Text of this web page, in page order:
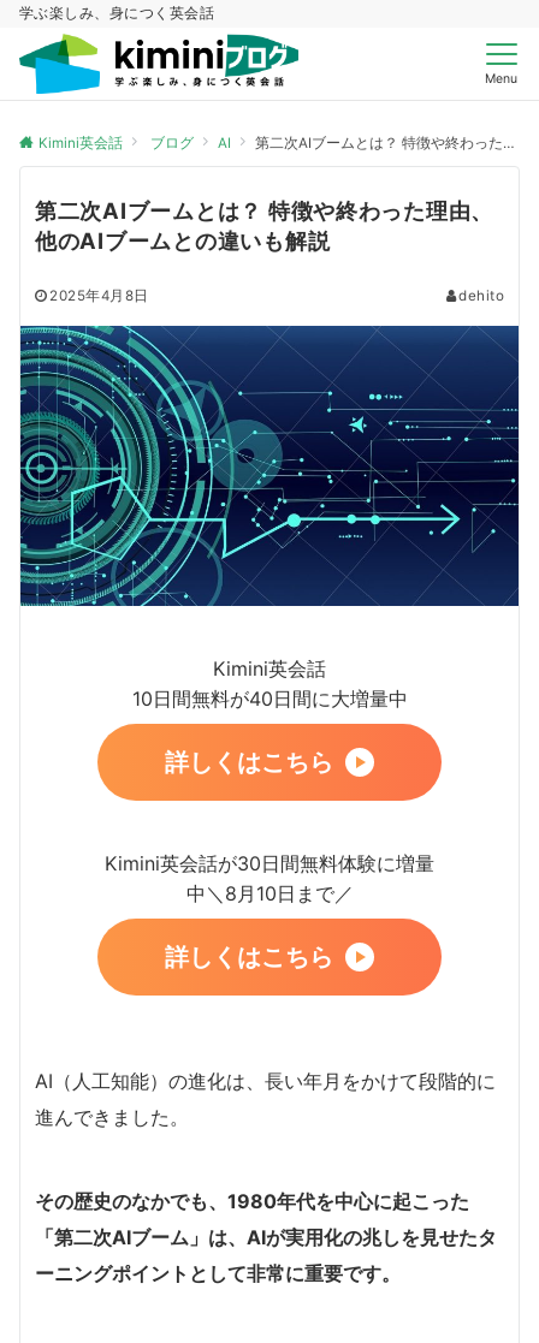
学ぶ楽しみ、身につく英会話
Menu
Kimini英会話 ブログ AI 第二次AIブームとは？ 特徴や終わった理由、他のAIブームとの違いも解説
第二次AIブームとは？ 特徴や終わった理由、
他のAIブームとの違いも解説
2025年4月8日 dehito
Kimini英会話
10日間無料が40日間に大増量中
詳しくはこちら
Kimini英会話が30日間無料体験に増量
中＼8月10日まで／
詳しくはこちら
AI（人工知能）の進化は、長い年月をかけて段階的に
進んできました。
その歴史のなかでも、1980年代を中心に起こった
「第二次AIブーム」は、AIが実用化の兆しを見せたタ
ーニングポイントとして非常に重要です。